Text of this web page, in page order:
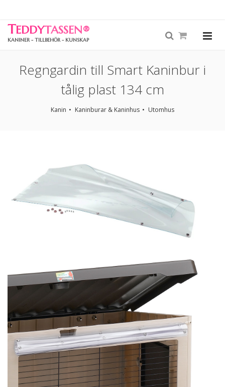
TEDDYTASSEN®
KANINER - TILLBEHÖR - KUNSKAP
Regngardin till Smart Kaninbur i
tålig plast 134 cm
Kanin Kaninburar & Kaninhus Utomhus